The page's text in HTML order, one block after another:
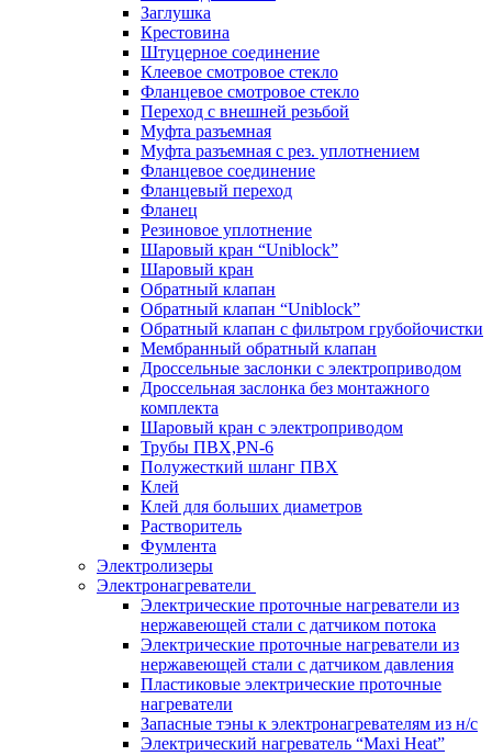
Заглушка
Крестовина
Штуцерное соединение
Клеевое смотровое стекло
Фланцевое смотровое стекло
Переход с внешней резьбой
Муфта разъемная
Муфта разъемная с рез. уплотнением
Фланцевое соединение
Фланцевый переход
Фланец
Резиновое уплотнение
Шаровый кран “Uniblock”
Шаровый кран
Обратный клапан
Обратный клапан “Uniblock”
Обратный клапан с фильтром грубойочистки
Мембранный обратный клапан
Дроссельные заслонки с электроприводом
Дроссельная заслонка без монтажного
комплекта
Шаровый кран с электроприводом
Трубы ПВХ,PN-6
Полужесткий шланг ПВХ
Клей
Клей для больших диаметров
Растворитель
Фумлента
Электролизеры
Электронагреватели
Электрические проточные нагреватели из
нержавеющей стали с датчиком потока
Электрические проточные нагреватели из
нержавеющей стали с датчиком давления
Пластиковые электрические проточные
нагреватели
Запасные тэны к электронагревателям из н/с
Электрический нагреватель “Maxi Heat”